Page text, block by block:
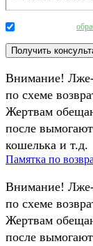
Внимание! Лже-
по схеме
Жертвам
после
кошелька и т.д.
Памятка по
Внимание! Лже-
по схеме
Жертвам
после